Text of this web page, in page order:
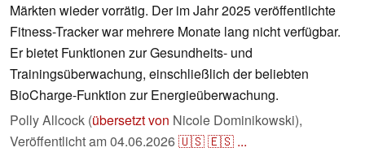
Märkten wieder vorrätig. Der im Jahr 2025 veröffentlichte
Fitness-Tracker war mehrere Monate lang nicht verfügbar.
Er bietet Funktionen zur Gesundheits- und
Trainingsüberwachung, einschließlich der beliebten
BioCharge-Funktion zur Energieüberwachung.
Polly Allcock (übersetzt von Nicole Dominikowski),
Veröffentlicht am04.06.2026🇺🇸🇪🇸 ...